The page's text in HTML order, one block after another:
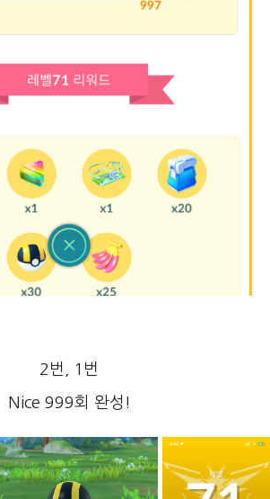
2번, 1번
Nice 999회 완성!